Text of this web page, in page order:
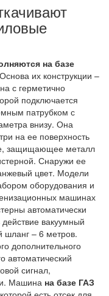
на базе
Основа их конструкции –
с герметично
подключается
патрубком с
внизу. Она
на ее поверхность
защищающее металл
Снаружи ее
цвет. Модели
оборудования и
машинах
автоматически
вакуумный
шланг – 6 метров.
дополнительного
автоматический
сигнал,
Машина на базе ГАЗ